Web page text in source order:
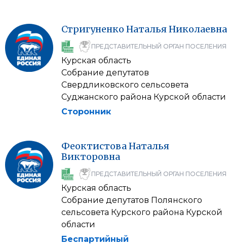
Стригуненко НатальяНиколаевна
ПРЕДСТАВИТЕЛЬНЫЙ ОРГАН ПОСЕЛЕНИЯ
Курская область
Собрание депутатов
Свердликовского сельсовета
Суджанского района Курской области
Сторонник
ФеоктистоваНаталья
Викторовна
ПРЕДСТАВИТЕЛЬНЫЙ ОРГАН ПОСЕЛЕНИЯ
Курская область
Собрание депутатов Полянского
сельсовета Курского района Курской
области
Беспартийный